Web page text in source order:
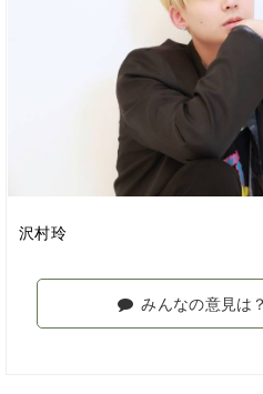
沢村玲
みんなの意見は